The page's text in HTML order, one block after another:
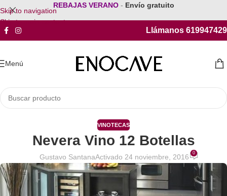
Skip to navigation
Skip to main content
REBAJAS VERANO - Envío gratuito
Llámanos 619947429
Menú
VINOTECAS
Nevera Vino 12 Botellas
Gustavo SantanaActivado 24 noviembre, 2016 0